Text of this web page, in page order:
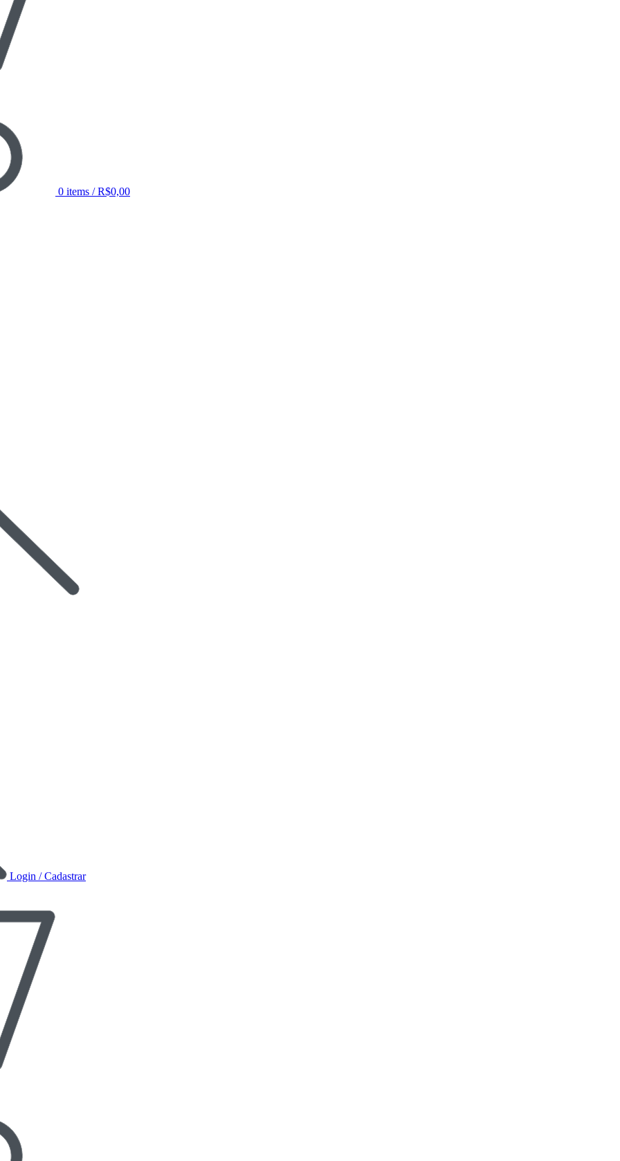
0 items / R$0,00
Login / Cadastrar